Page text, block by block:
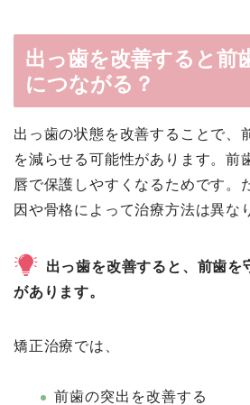
出っ歯を改善すると前
につながる？
出っ歯の状態を改善することで、
を減らせる可能性があります。前
唇で保護しやすくなるためです。
因や骨格によって治療方法は異な
出っ歯を改善すると、前歯を
があります。
矯正治療では、
前歯の突出を改善する